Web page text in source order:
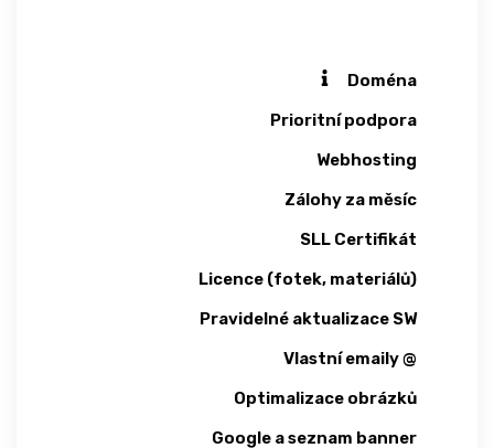
Doména
Prioritní podpora
Webhosting
Zálohy za měsíc
SLL Certifikát
Licence (fotek, materiálů)
Pravidelné aktualizace SW
Vlastní emaily @
Optimalizace obrázků
Google a seznam banner